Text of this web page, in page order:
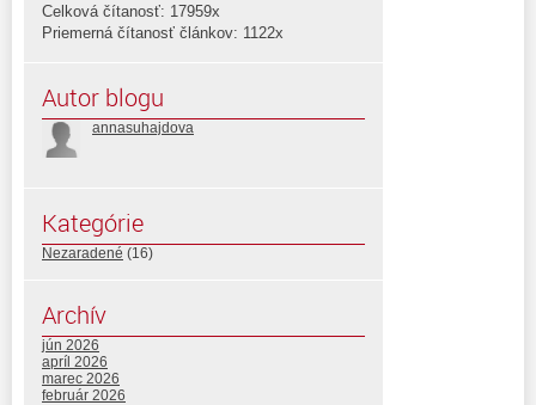
Celková čítanosť: 17959x
Priemerná čítanosť článkov: 1122x
Autor blogu
annasuhajdova
Kategórie
Nezaradené (16)
Archív
jún 2026
apríl 2026
marec 2026
február 2026